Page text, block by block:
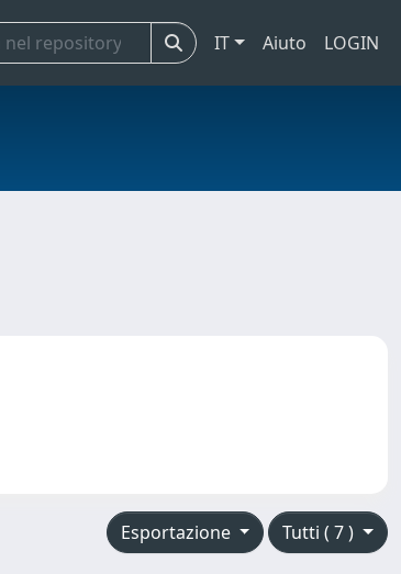
IT Aiuto LOGIN
Tutti ( 7 )
Esportazione